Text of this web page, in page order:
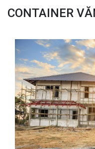
CONTAINER